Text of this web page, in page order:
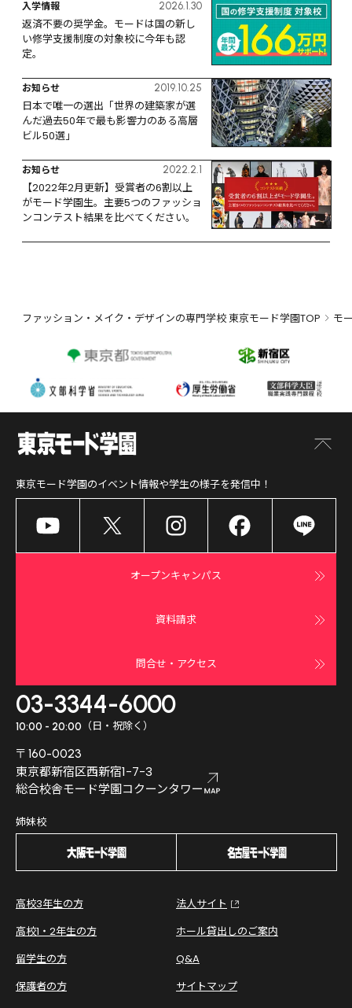
入学情報 2026.1.30
返済不要の奨学金。モードは国の新し
い修学支援制度の対象校に今年も認
定。
お知らせ 2019.10.25
日本で唯一の選出「世界の建築家が選
んだ過去50年で最も影響力のある高層
ビル50選」
お知らせ 2022.2.1
【2022年2月更新】受賞者の6割以上
がモード学園生。主要5つのファッショ
ンコンテスト結果を比べてください。
ファッション・メイク・デザインの専門学校 東京モード学園TOP モ
東京モード学園のイベント情報や学生の様子を発信中！
オープンキャンパス
資料請求
問合せ・アクセス
03-3344-6000
10:00 - 20:00 （日・祝除く）
〒160-0023
東京都新宿区西新宿1-7-3
総合校舎モード学園コクーンタワー
姉妹校
高校3年生の方
高校1・2年生の方
留学生の方
保護者の方
法人サイト
ホール貸出しのご案内
Q&A
サイトマップ